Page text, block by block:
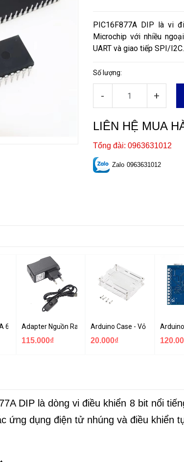
PIC16F877A DIP là vi
Microchip với nhiều
UART và giao tiếp SPI/I2C.
Số lượng:
- +
LIÊN HỆ MUA
Tổng đài: 0963631012
Zalo 0963631012
600V N-1CH MOSFET
Adapter Nguồn Raspberry 5V 2.5A - USB Micro Có
115.000₫
Arduino Case - Vỏ Mica Bảo
20.000₫
DIP là dòng vi điều khiển 8 bit nổi
ứng dụng điện tử nhúng và điều khiển